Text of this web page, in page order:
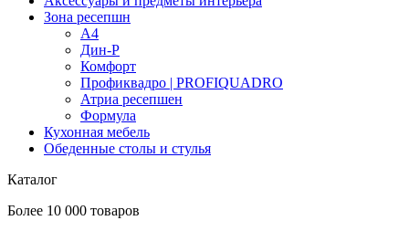
Зона ресепшн
А4
Дин-Р
Комфорт
Профиквадро | PROFIQUADRO
Атриа ресепшен
Формула
Кухонная мебель
Обеденные столы и стулья
Каталог
Более 10 000 товаров